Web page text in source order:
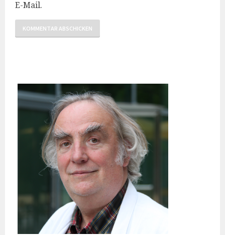
E-Mail.